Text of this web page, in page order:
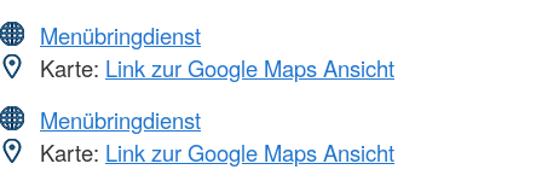
Menübringdienst
Karte: Link zur Google Maps Ansicht
Menübringdienst
Karte: Link zur Google Maps Ansicht